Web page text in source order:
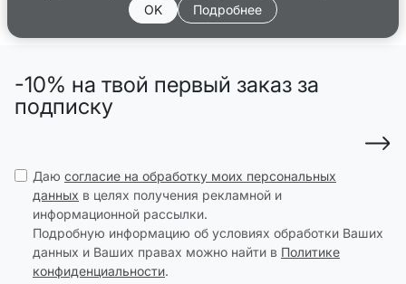
OK
Подробнее
-10% на твой первый заказ за
подписку
Даю согласие на обработку моих персональных
данных в целях получения рекламной и
информационной рассылки.
Подробную информацию об условиях обработки Ваших
данных и Ваших правах можно найти в Политике
конфиденциальности.